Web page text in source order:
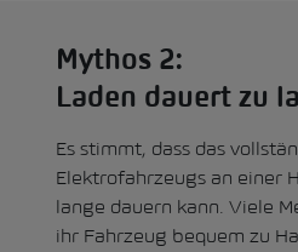
Mythos 2:
Laden dauert zu
Es stimmt, dass das
Elektrofahrzeugs an einer
lange dauern kann. Viele
ihr Fahrzeug bequem zu